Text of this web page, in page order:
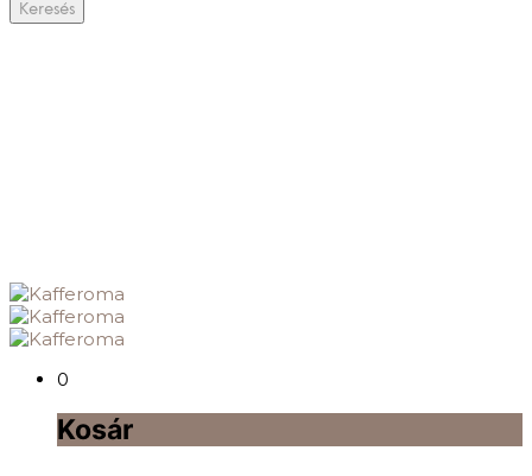
Tartozékok
Keresés
0
Kosár